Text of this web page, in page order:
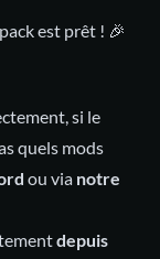
est prêt ! 🎉
si le
quels mods
ou via notre
depuis